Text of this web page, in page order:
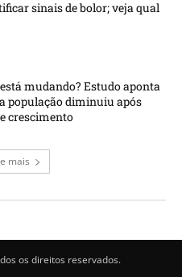
sinais de bolor; veja qual
mudando? Estudo aponta
população diminuiu após
crescimento
mais
os direitos reservados.